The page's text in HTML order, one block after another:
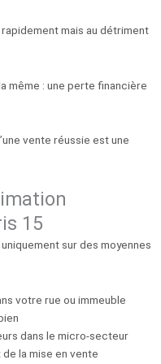
rapidement mais au détriment
même : une perte financière
vente réussie est une
15
sur des moyennes
votre rue ou immeuble
dans le micro-secteur
la mise en vente